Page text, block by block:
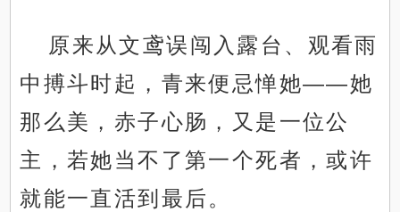
原来从文鸢误闯入露台、观看雨
中搏斗时起，青来便忌惮她——她
那么美，赤子心肠，又是一位公
主，若她当不了第一个死者，或许
就能一直活到最后。